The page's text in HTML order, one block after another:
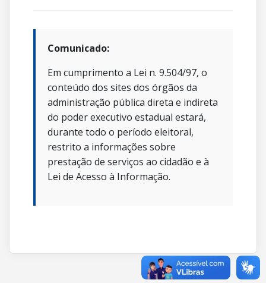
Comunicado:
Em cumprimento a Lei n. 9.504/97, o
conteúdo dos sites dos órgãos da
administração pública direta e indireta
do poder executivo estadual estará,
durante todo o período eleitoral,
restrito a informações sobre
prestação de serviços ao cidadão e à
Lei de Acesso à Informação.